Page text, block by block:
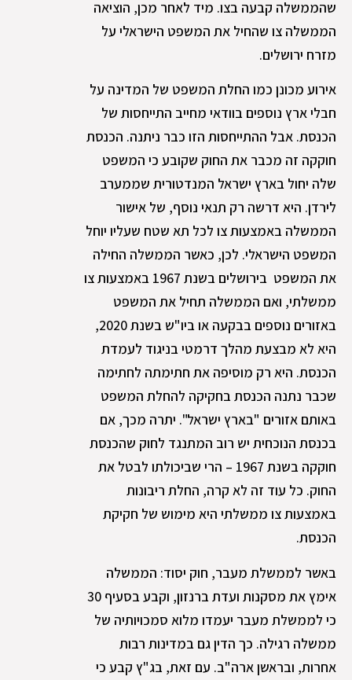
שהממשלה קבעה בצו. מיד לאחר מכן, הוציאה
הממשלה צו שהחיל את המשפט הישראלי על
מזרח ירושלים.
אירוע מכונן כמו החלת המשפט של המדינה על
חבלי ארץ נוספים בוודאי מחייב התייחסות של
הכנסת. אבל ההתייחסות הזו כבר ניתנה. הכנסת
חוקקה זה מכבר את החוק שקובע כי המשפט
שלה יחול בארץ ישראל המנדטורית שממערב
לירדן. היא דרשה רק תנאי נוסף, של אישור
הממשלה באמצעות צו לכל תא שטח שעליו יוחל
המשפט הישראלי. לכן, כאשר הממשלה החילה
את המשפט בירושלים בשנת 1967 באמצעות צו
ממשלתי, ואם הממשלה תחיל את המשפט
באזורים נוספים בבקעה או ביו"ש בשנת 2020,
היא לא מבצעת מהלך דרמטי בניגוד לעמדת
הכנסת. היא רק מוסיפה את חתימתה לחתימה
שכבר נתנה הכנסת בחקיקה להחלת המשפט
באותם אזורים "בארץ ישראל". יתרה מכך, אם
בכנסת הנוכחית יש רוב המתנגד לחוק שהכנסת
חוקקה בשנת 1967 – הרי שביכולתו לבטל את
החוק. כל עוד זה לא קרה, החלת ריבונות
באמצעות צו ממשלתי היא מימוש של חקיקת
הכנסת.
באשר לממשלת מעבר, חוק יסוד: הממשלה
אימץ את מסקנות ועדת ברנזון, וקבע בסעיף 30
כי לממשלת מעבר יעמדו מלוא סמכויותיה של
ממשלה רגילה. כך הדין גם במדינות רבות
אחרות, ובראשן ארה"ב. עם זאת, בג"ץ קבע כי